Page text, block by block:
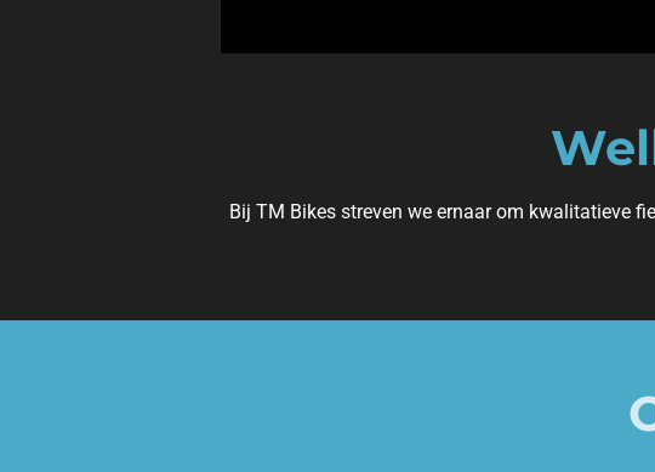
Bij TM Bikes streven we ernaar om kwalitatieve